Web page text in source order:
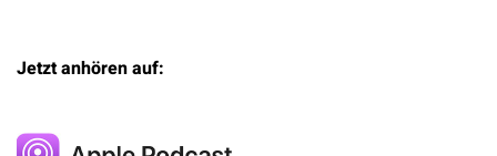
Jetzt anhören auf: